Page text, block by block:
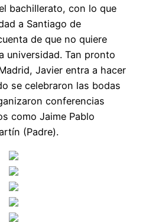
bachillerato, con lo que
a Santiago de
de que no quiere
universidad. Tan pronto
Javier entra a hacer
se celebraron las bodas
conferencias
como Jaime Pablo
(Padre).